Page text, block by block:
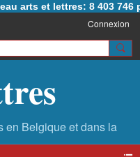
arts et lettres: 8 403 746
Connexion